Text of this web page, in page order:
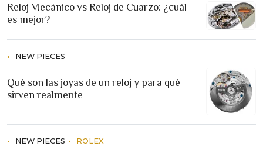
Reloj Mecánico vs Reloj de Cuarzo: ¿cuál
es mejor?
NEW PIECES
Qué son las joyas de un reloj y para qué
sirven realmente
NEW PIECES ROLEX